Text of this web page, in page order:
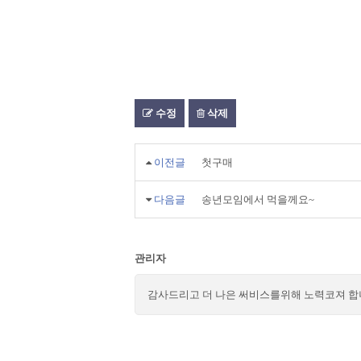
수정 삭제
이전글 첫구매
다음글 송년모임에서 먹을께요~
관리자
감사드리고 더 나은 써비스를위해 노력코져